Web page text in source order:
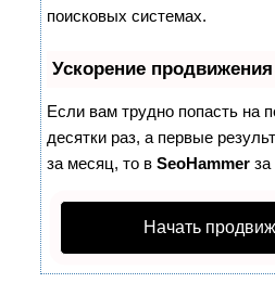
поисковых системах.
Ускорение продвижения
Если вам трудно попасть на
десятки раз, а первые
за месяц, то вSeoHammer за
Начать